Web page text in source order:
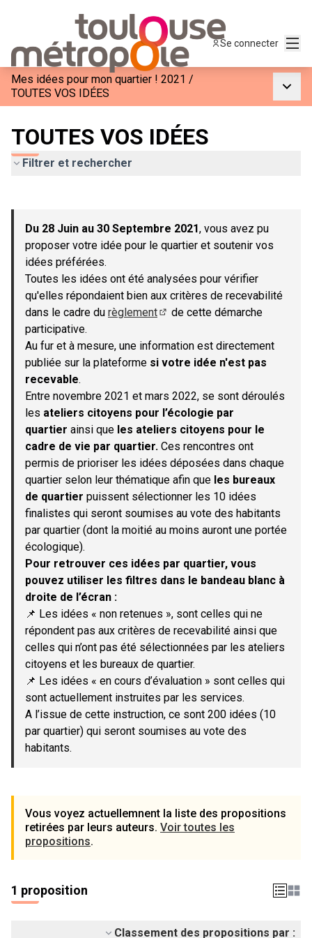
Se connecter
Mes idées pour mon quartier ! 2021 /
TOUTES VOS IDÉES
TOUTES VOS IDÉES
Filtrer et rechercher
−
Du 28 Juin au 30 Septembre 2021, vous avez pu
proposer votre idée pour le quartier et soutenir vos
idées préférées.
Toutes les idées ont été analysées pour vérifier
qu'elles répondaient bien aux critères de recevabilité
dans le cadre du règlement
de cette démarche
participative.
Au fur et à mesure, une information est directement
publiée sur la plateforme si votre idée n'est pas
recevable.
Entre novembre 2021 et mars 2022, se sont déroulés
les ateliers citoyens pour l’écologie par
quartier ainsi que les ateliers citoyens pour le
cadre de vie par quartier. Ces rencontres ont
permis de prioriser les idées déposées dans chaque
quartier selon leur thématique afin que les bureaux
de quartier puissent sélectionner les 10 idées
finalistes qui seront soumises au vote des habitants
par quartier (dont la moitié au moins auront une portée
écologique).
Pour retrouver ces idées par quartier, vous
pouvez utiliser les filtres dans le bandeau blanc à
droite de l’écran :
📌 Les idées « non retenues », sont celles qui ne
répondent pas aux critères de recevabilité ainsi que
celles qui n’ont pas été sélectionnées par les ateliers
citoyens et les bureaux de quartier.
📌 Les idées « en cours d’évaluation » sont celles qui
sont actuellement instruites par les services.
A l’issue de cette instruction, ce sont 200 idées (10
par quartier) qui seront soumises au vote des
habitants.
Vous voyez actuellemnent la liste des propositions
retirées par leurs auteurs. Voir toutes les
propositions.
1 proposition
Classement des propositions par :